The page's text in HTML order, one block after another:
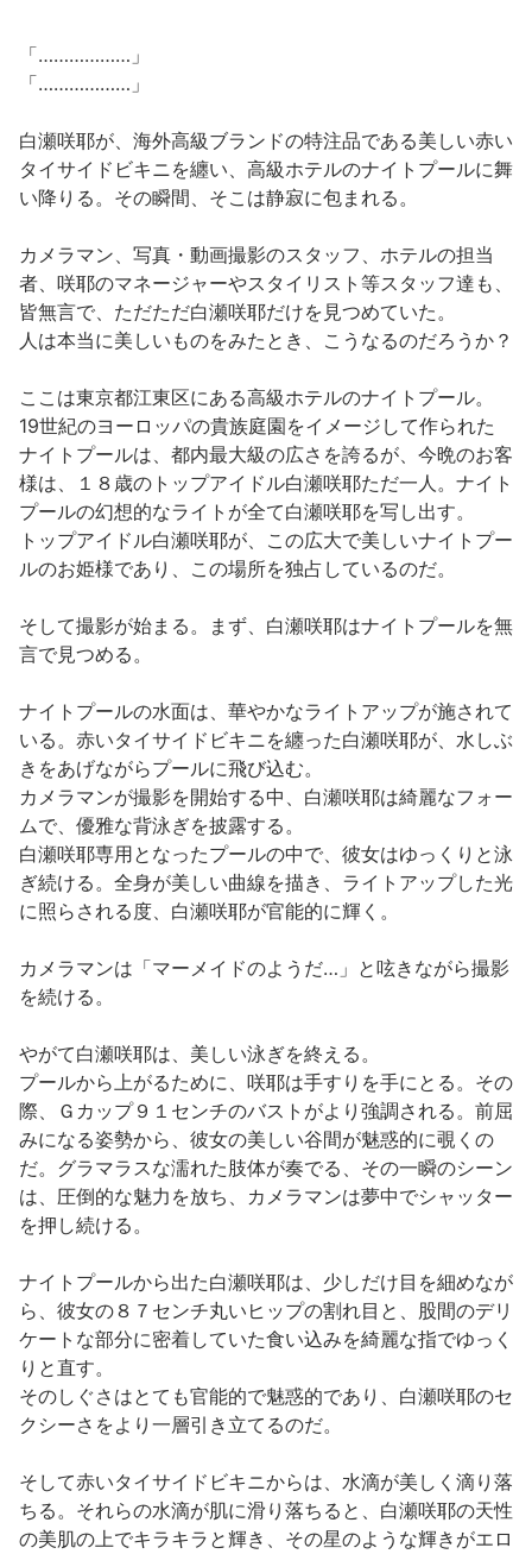
「………………」
「………………」
白瀬咲耶が、海外高級ブランドの特注品である美しい赤い
タイサイドビキニを纏い、高級ホテルのナイトプールに舞
い降りる。その瞬間、そこは静寂に包まれる。
カメラマン、写真・動画撮影のスタッフ、ホテルの担当
者、咲耶のマネージャーやスタイリスト等スタッフ達も、
皆無言で、ただただ白瀬咲耶だけを見つめていた。
人は本当に美しいものをみたとき、こうなるのだろうか？
ここは東京都江東区にある高級ホテルのナイトプール。
19世紀のヨーロッパの貴族庭園をイメージして作られた
ナイトプールは、都内最大級の広さを誇るが、今晩のお客
様は、１８歳のトップアイドル白瀬咲耶ただ一人。ナイト
プールの幻想的なライトが全て白瀬咲耶を写し出す。
トップアイドル白瀬咲耶が、この広大で美しいナイトプー
ルのお姫様であり、この場所を独占しているのだ。
そして撮影が始まる。まず、白瀬咲耶はナイトプールを無
言で見つめる。
ナイトプールの水面は、華やかなライトアップが施されて
いる。赤いタイサイドビキニを纏った白瀬咲耶が、水しぶ
きをあげながらプールに飛び込む。
カメラマンが撮影を開始する中、白瀬咲耶は綺麗なフォー
ムで、優雅な背泳ぎを披露する。
白瀬咲耶専用となったプールの中で、彼女はゆっくりと泳
ぎ続ける。全身が美しい曲線を描き、ライトアップした光
に照らされる度、白瀬咲耶が官能的に輝く。
カメラマンは「マーメイドのようだ…」と呟きながら撮影
を続ける。
やがて白瀬咲耶は、美しい泳ぎを終える。
プールから上がるために、咲耶は手すりを手にとる。その
際、Ｇカップ９１センチのバストがより強調される。前屈
みになる姿勢から、彼女の美しい谷間が魅惑的に覗くの
だ。グラマラスな濡れた肢体が奏でる、その一瞬のシーン
は、圧倒的な魅力を放ち、カメラマンは夢中でシャッター
を押し続ける。
ナイトプールから出た白瀬咲耶は、少しだけ目を細めなが
ら、彼女の８７センチ丸いヒップの割れ目と、股間のデリ
ケートな部分に密着していた食い込みを綺麗な指でゆっく
りと直す。
そのしぐさはとても官能的で魅惑的であり、白瀬咲耶のセ
クシーさをより一層引き立てるのだ。
そして赤いタイサイドビキニからは、水滴が美しく滴り落
ちる。それらの水滴が肌に滑り落ちると、白瀬咲耶の天性
の美肌の上でキラキラと輝き、その星のような輝きがエロ